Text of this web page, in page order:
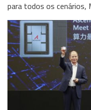
para todos os cenários,